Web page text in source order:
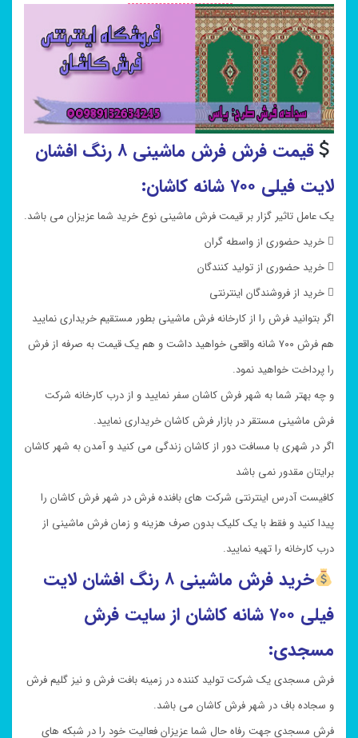
قیمت فرش فرش ماشینی ۸ رنگ افشان
لایت فیلی ۷۰۰ شانه کاشان:
یک عامل تاثیر گزار بر قیمت فرش ماشینی نوع خرید شما عزیزان می باشد.
 خرید حضوری از واسطه گران
 خرید حضوری از تولید کنندگان
 خرید از فروشندگان اینترنتی
اگر بتوانید فرش را از کارخانه فرش ماشینی بطور مستقیم خریداری نمایید
هم فرش ۷۰۰ شانه واقعی خواهید داشت و هم یک قیمت به صرفه از فرش
را پرداخت خواهید نمود.
و چه بهتر شما به شهر فرش کاشان سفر نمایید و از درب کارخانه شرکت
فرش ماشینی مستقر در بازار فرش کاشان خریداری نمایید.
اگر در شهری با مسافت دور از کاشان زندگی می کنید و آمدن به شهر کاشان
برایتان مقدور نمی باشد
کافیست آدرس اینترنتی شرکت های بافنده فرش در شهر فرش کاشان را
پیدا کنید و فقط با یک کلیک بدون صرف هزینه و زمان فرش ماشینی از
درب کارخانه را تهیه نمایید.
خرید
فرش ماشینی ۸ رنگ افشان لایت
فیلی ۷۰۰ شانه کاشان از سایت فرش
مسجدی:
فرش مسجدی یک شرکت تولید کننده در زمینه بافت فرش و نیز گلیم فرش
و سجاده باف در شهر فرش کاشان می باشد.
فرش مسجدی جهت رفاه حال شما عزیزان فعالیت خود را در شبکه های